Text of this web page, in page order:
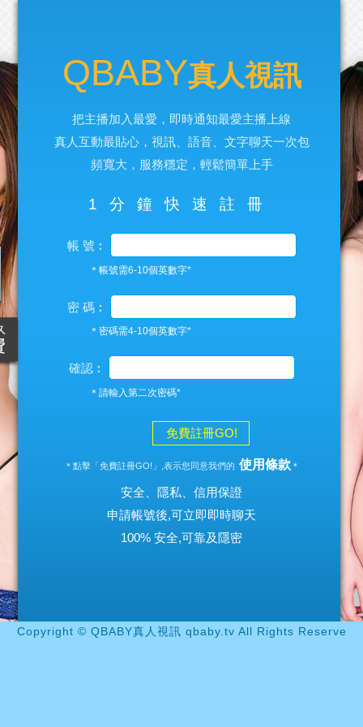
QBABY真人視訊
把主播加入最愛，即時通知最愛主播上線
真人互動最貼心，視訊、語音、文字聊天一次包
頻寬大，服務穩定，輕鬆簡單上手
1分鐘快速註冊
帳 號︰
＊帳號需6-10個英數字*
密 碼︰
＊密碼需4-10個英數字*
確認︰
＊請輸入第二次密碼*
免費註冊GO!
＊點擊「免費註冊GO!」,表示您同意我們的 使用條款＊
安全、隱私、信用保證
申請帳號後,可立即即時聊天
100% 安全,可靠及隱密
Copyright © QBABY真人視訊 qbaby.tv All Rights Reserve